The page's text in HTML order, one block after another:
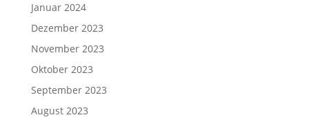
Januar 2024
Dezember 2023
November 2023
Oktober 2023
September 2023
August 2023